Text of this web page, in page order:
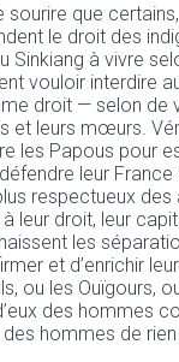
sourire que
le droit des
Sinkiang à vivre
vouloir interdire
droit — selon de
et leurs mœurs.
les Papous pour
leur France
respectueux des
leur droit, leur
les
et d’enrichir
ou les Ouïgours,
des hommes
hommes de rien